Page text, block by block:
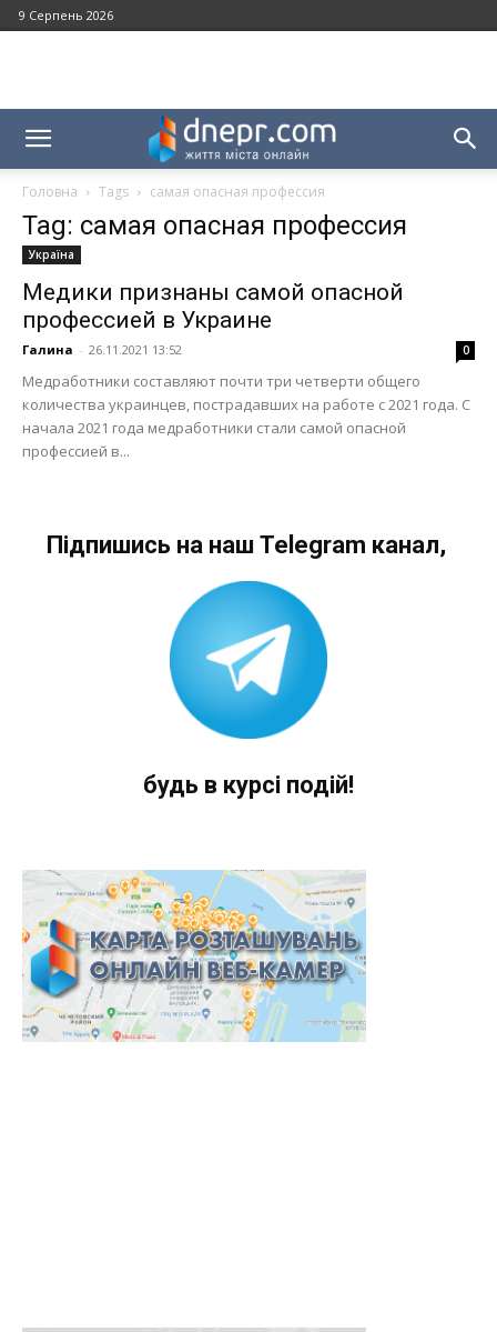
9 Серпень 2026
Головна Tags самая опасная профессия
Tag: самая опасная профессия
Україна
Медики признаны самой опасной
профессией в Украине
Галина - 26.11.2021 13:52 0
Медработники составляют почти три четверти общего
количества украинцев, пострадавших на работе с 2021 года. С
начала 2021 года медработники стали самой опасной
профессией в...
Підпишись на наш Telegram канал,
будь в курсі подій!